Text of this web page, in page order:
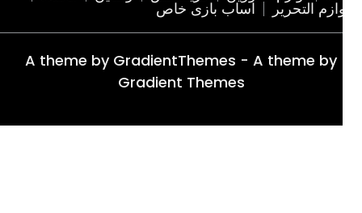
التحریر اساب بازی خاص
A theme by GradientThemes - A theme by
Gradient Themes